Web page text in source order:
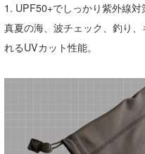
1. UPF50+でしっかり紫外線対
真夏の海、波チェック、釣り
れるUVカット性能。
Yoshiyuki Obata
arukasvision
DELTA FORCE SURF
熊谷素子
WAVAL
中浦“JET”章
嵯峨明日香
進士剛光
植村未来
☆加藤
+☆maki☆+
Aichan